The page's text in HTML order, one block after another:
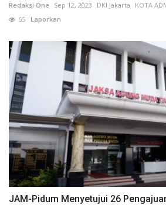
Redaksi One Sep 12, 2023 DKI Jakarta KOTA
65 Laporkan
JAM-Pidum Menyetujui 26